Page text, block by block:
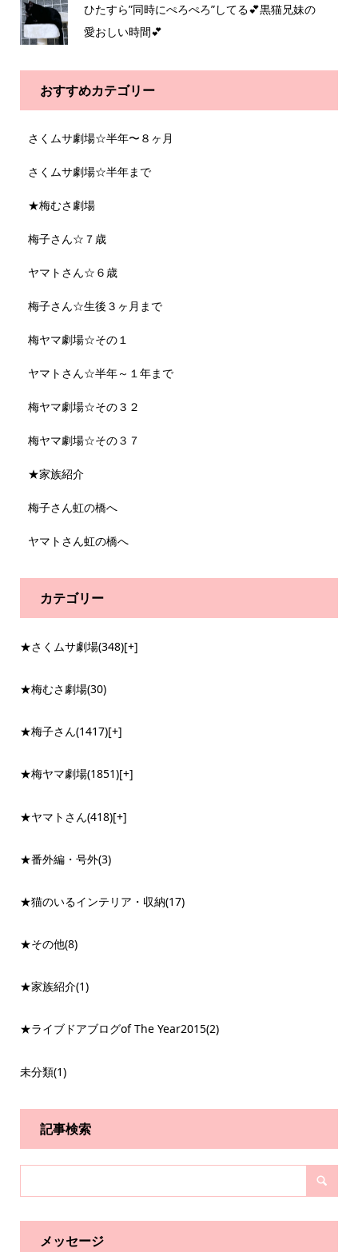
ひたすら”同時にぺろぺろ”してる💕黒猫兄妹の
愛おしい時間💕
おすすめカテゴリー
さくムサ劇場☆半年〜８ヶ月
さくムサ劇場☆半年まで
★梅むさ劇場
梅子さん☆７歳
ヤマトさん☆６歳
梅子さん☆生後３ヶ月まで
梅ヤマ劇場☆その１
ヤマトさん☆半年～１年まで
梅ヤマ劇場☆その３２
梅ヤマ劇場☆その３７
★家族紹介
梅子さん虹の橋へ
ヤマトさん虹の橋へ
カテゴリー
★さくムサ劇場(348)[+]
★梅むさ劇場(30)
★梅子さん(1417)[+]
★梅ヤマ劇場(1851)[+]
★ヤマトさん(418)[+]
★番外編・号外(3)
★猫のいるインテリア・収納(17)
★その他(8)
★家族紹介(1)
★ライブドアブログof The Year2015(2)
未分類(1)
記事検索
メッセージ